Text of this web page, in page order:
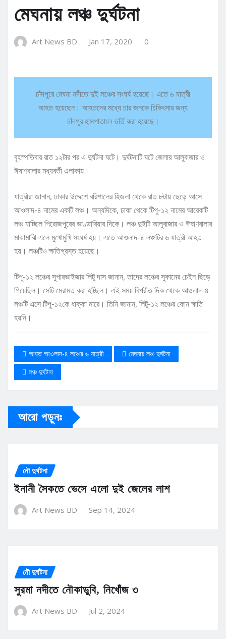
মেঘনায় লঞ্চ দুর্ঘটনা
Art News BD Jan 17, 2020 0
চাঁদপুরে মেঘনা নদীতে দুই লঞ্চের সংঘর্ষ হয়েছে। এতে ৬ যাত্রী
আহত হয়েছেন। আহতদের মধ্যে চার জনকে চিকিৎসার জন্য
চাঁদপুর হাসপাতালে ভর্তি করা হয়েছে।
বৃহস্পতিবার রাত ১২টার পর এ দুর্ঘটনা ঘটে। দুর্ঘটনাটি ঘটে জেলার আলুবাজার ও
ঈষাণবালার মধ্যবর্তী এলাকায়।
যাত্রীরা জানান, ঢাকার উদ্দেশে বরিশালের হিজলা থেকে রাত ৮টায় ছেড়ে আসে
আওলাদ-৪ নামের একটি লঞ্চ। অন্যদিকে, ঢাকা থেকে টিপু-১২ নামের আরেকটি
লঞ্চ যাচ্ছিল পিরোজপুরের ভাণ্ডারিয়ার দিকে। লঞ্চ দুইটি আলুবাজার ও ঈষাণবালার
মাঝামাঝি এলে মুখোমুখি সংঘর্ষ হয়। এতে আওলাদ-৪ লঞ্চটির ৬ যাত্রী আহত
হয়। লঞ্চটিও ক্ষতিগ্রস্ত হয়েছে।
টিপু-১২ লঞ্চের সুপারভাইজার লিটু দাস জানান, তাদের লঞ্চের সুকানের চেইন ছিড়ে
গিয়েছিল। সেটি মেরামত করা হচ্ছিল। এই সময় বিপরীত দিক থেকে আওলাদ-৪
লঞ্চটি এসে টিপু-১২কে ধাক্কা মারে। তিনি জানান, লিটু-১২ লঞ্চের কোন ক্ষতি
হয়নি।
আহত আওলাদ-৪ লঞ্চের ৬ যাত্রী
মেঘনায় লঞ্চ দুর্ঘটনা
লঞ্চ দুর্ঘটনা
আরো পড়ুনঃ
নৌ দুর্ঘটনা
ইনানী সৈকতে ভেসে এলো দুই জেলের লাশ
Art News BD Sep 14, 2024
নৌ দুর্ঘটনা
সুরমা নদীতে নৌকাডুবি, নিখোঁজ ৩
Art News BD Jul 2, 2024